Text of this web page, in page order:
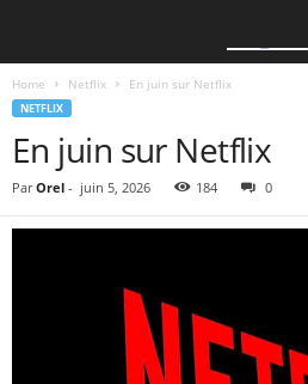
Home Netflix En juin sur Netflix
NETFLIX
En juin sur Netflix
Par Orel - juin 5, 2026 184 0